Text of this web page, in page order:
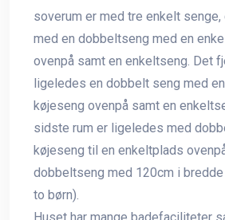
soverum er med tre enkelt
med en dobbeltseng med en
ovenpå samt en enkeltseng. Det
ligeledes en dobbelt seng med
køjeseng ovenpå samt en
sidste rum er ligeledes med
køjeseng til en enkeltplads
dobbeltseng med 120cm i
to børn).